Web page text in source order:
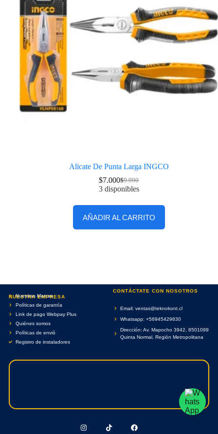
Alicate De Punta Larga INGCO
$9.990
$7.000
3 disponibles
AÑADIR AL CARRITO
NUESTRA EMPRESA
Nuestras Marcas
Políticas de garantía
Link de pago Webpay Plus
Quiénes somos
Políticas de envió
Registro de instaladores
CONTÁCTATE CON NOSOTROS
Email: ventas@teknokont.cl
Whatsapp: +56945429830
Dirección: Av. Mapocho 3942, 8501099
Quinta Normal, Región Metropolitana